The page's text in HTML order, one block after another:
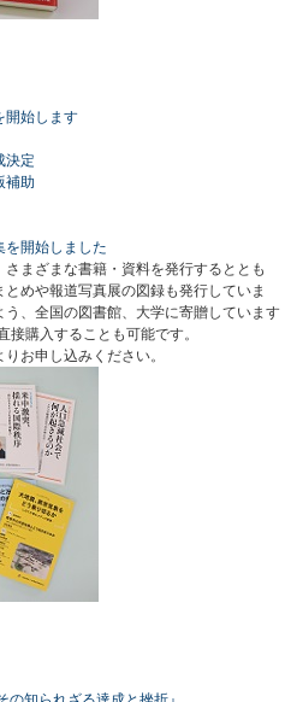
開始します
決定
補助
を開始しました
まざまな書籍・資料を発行するととも
めや報道写真展の図録も発行していま
、全国の図書館、大学に寄贈しています
接購入することも可能です。
お申し込みください。